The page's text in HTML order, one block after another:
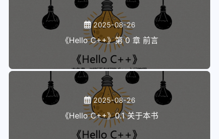
2025-08-26
《Hello C++》第 0 章 前言
2025-08-26
《Hello C++》0.1 关于本书